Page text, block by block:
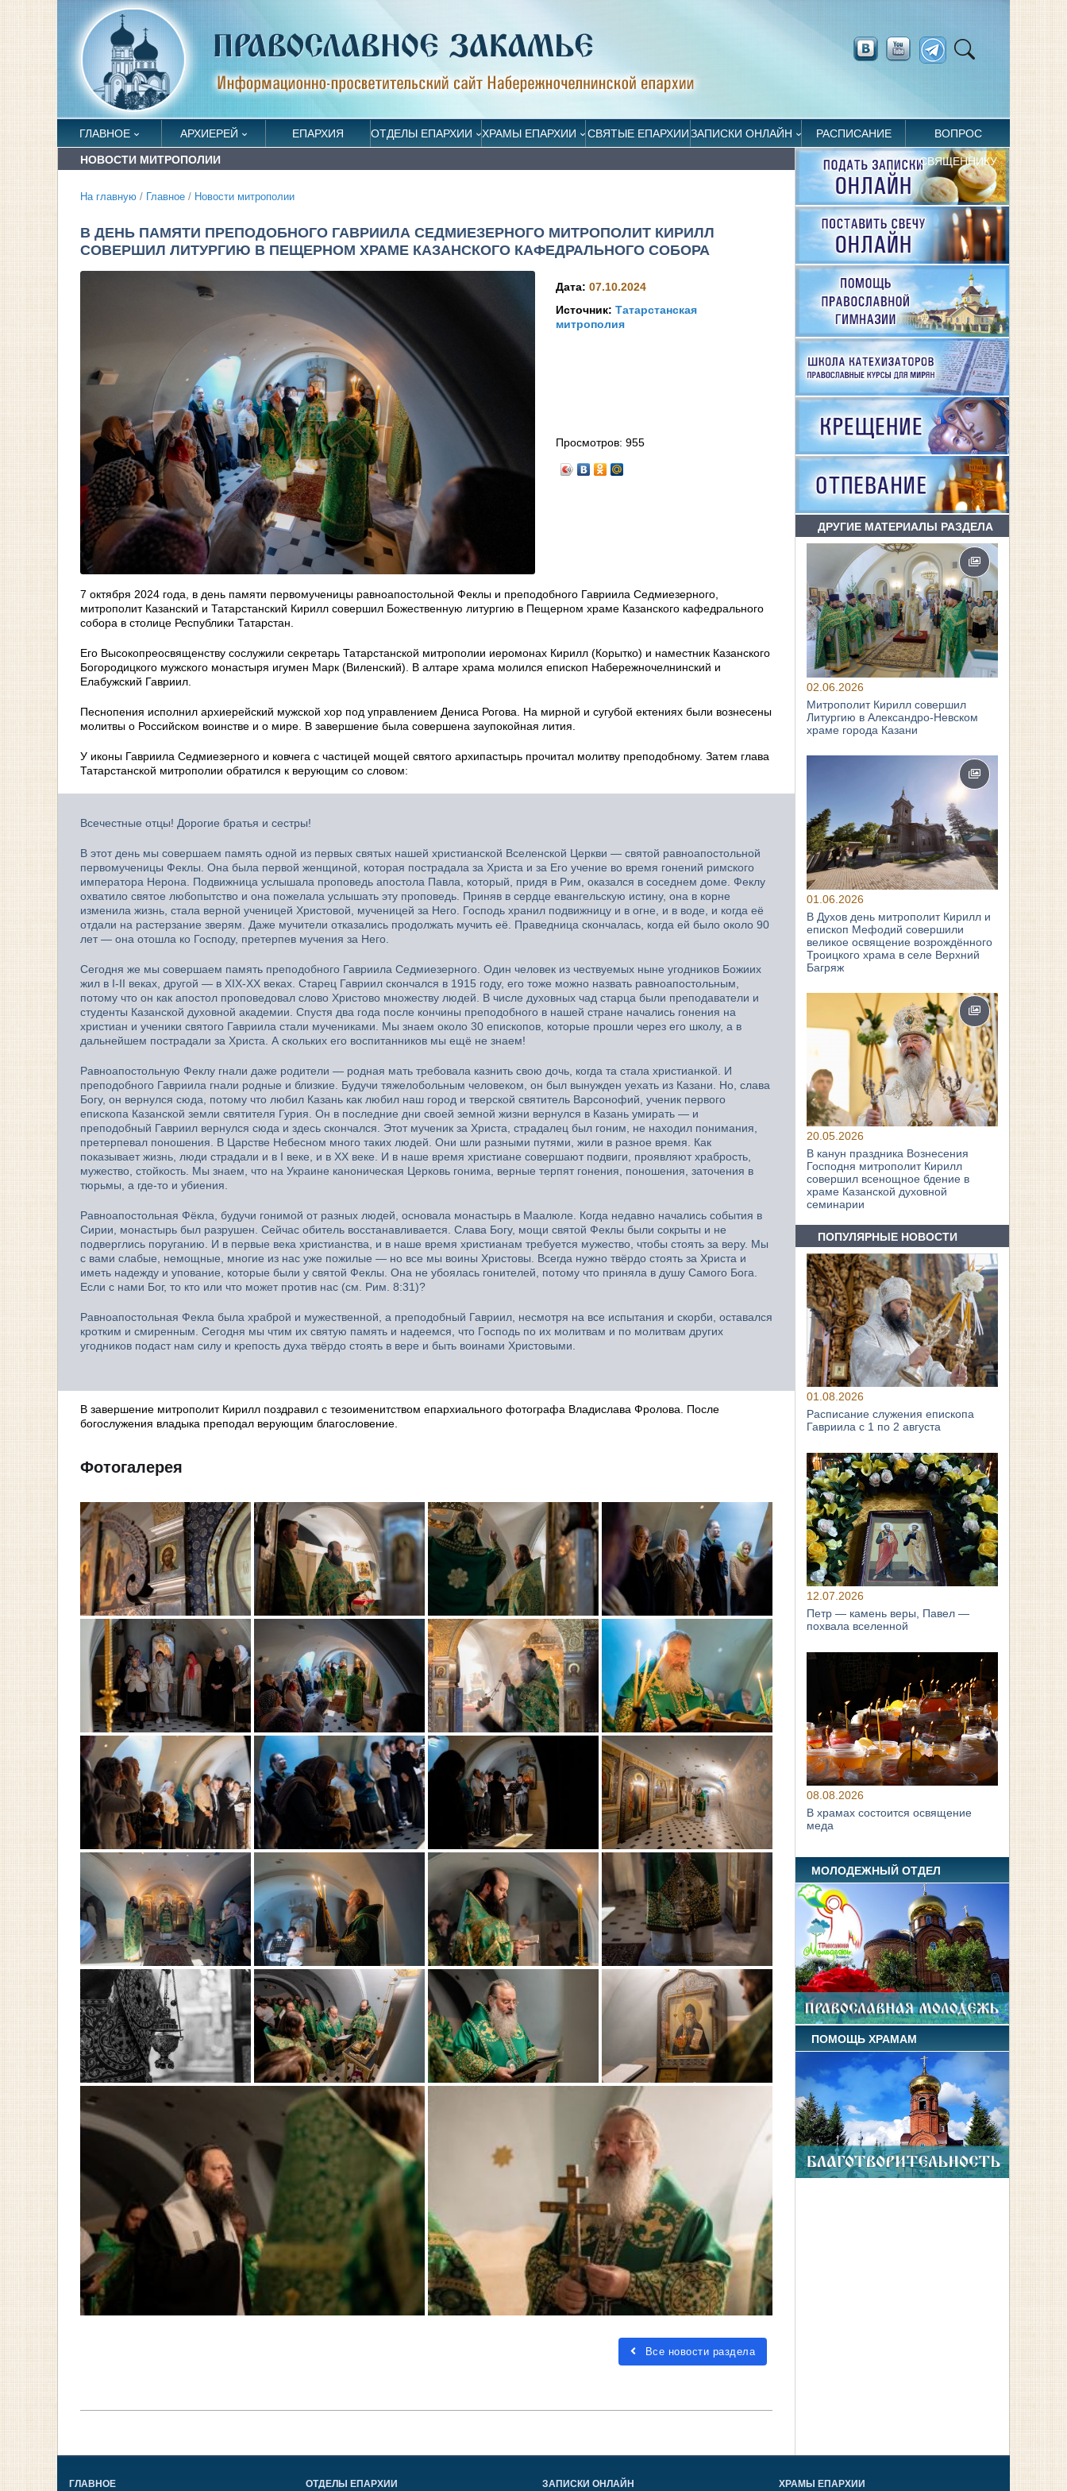
ГЛАВНОЕ АРХИЕРЕЙ ЕПАРХИЯ ОТДЕЛЫ ЕПАРХИИ ХРАМЫ ЕПАРХИИ СВЯТЫЕ ЕПАРХИИЗАПИСКИ ОНЛАЙН РАСПИСАНИЕ ВОПРОС
СВЯЩЕННИКУ
НОВОСТИ МИТРОПОЛИИ
На главную / Главное / Новости митрополии
В ДЕНЬ ПАМЯТИ ПРЕПОДОБНОГО ГАВРИИЛА СЕДМИЕЗЕРНОГО МИТРОПОЛИТ КИРИЛЛ
СОВЕРШИЛ ЛИТУРГИЮ В ПЕЩЕРНОМ ХРАМЕ КАЗАНСКОГО КАФЕДРАЛЬНОГО СОБОРА
Дата:07.10.2024
Источник:Татарстанская
митрополия
Просмотров:955
7 октября 2024 года, в день памяти первомученицы равноапостольной Феклы и преподобного Гавриила Седмиезерного,
митрополит Казанский и Татарстанский Кирилл совершил Божественную литургию в Пещерном храме Казанского кафедрального
собора в столице Республики Татарстан.
Его Высокопреосвященству сослужили секретарь Татарстанской митрополии иеромонах Кирилл (Корытко) и наместник Казанского
Богородицкого мужского монастыря игумен Марк (Виленский). В алтаре храма молился епископ Набережночелнинский и
Елабужский Гавриил.
Песнопения исполнил архиерейский мужской хор под управлением Дениса Рогова. На мирной и сугубой ектениях были вознесены
молитвы о Российском воинстве и о мире. В завершение была совершена заупокойная лития.
У иконы Гавриила Седмиезерного и ковчега с частицей мощей святого архипастырь прочитал молитву преподобному. Затем глава
Татарстанской митрополии обратился к верующим со словом:
Всечестные отцы! Дорогие братья и сестры!
В этот день мы совершаем память одной из первых святых нашей христианской Вселенской Церкви — святой равноапостольной
первомученицы Феклы. Она была первой женщиной, которая пострадала за Христа и за Его учение во время гонений римского
императора Нерона. Подвижница услышала проповедь апостола Павла, который, придя в Рим, оказался в соседнем доме. Феклу
охватило святое любопытство и она пожелала услышать эту проповедь. Приняв в сердце евангельскую истину, она в корне
изменила жизнь, стала верной ученицей Христовой, мученицей за Него. Господь хранил подвижницу и в огне, и в воде, и когда её
отдали на растерзание зверям. Даже мучители отказались продолжать мучить её. Праведница скончалась, когда ей было около 90
лет — она отошла ко Господу, претерпев мучения за Него.
Сегодня же мы совершаем память преподобного Гавриила Седмиезерного. Один человек из чествуемых ныне угодников Божиих
жил в I-II веках, другой — в XIX-XX веках. Старец Гавриил скончался в 1915 году, его тоже можно назвать равноапостольным,
потому что он как апостол проповедовал слово Христово множеству людей. В числе духовных чад старца были преподаватели и
студенты Казанской духовной академии. Спустя два года после кончины преподобного в нашей стране начались гонения на
христиан и ученики святого Гавриила стали мучениками. Мы знаем около 30 епископов, которые прошли через его школу, а в
дальнейшем пострадали за Христа. А скольких его воспитанников мы ещё не знаем!
Равноапостольную Феклу гнали даже родители — родная мать требовала казнить свою дочь, когда та стала христианкой. И
преподобного Гавриила гнали родные и близкие. Будучи тяжелобольным человеком, он был вынужден уехать из Казани. Но, слава
Богу, он вернулся сюда, потому что любил Казань как любил наш город и тверской святитель Варсонофий, ученик первого
епископа Казанской земли святителя Гурия. Он в последние дни своей земной жизни вернулся в Казань умирать — и
преподобный Гавриил вернулся сюда и здесь скончался. Этот мученик за Христа, страдалец был гоним, не находил понимания,
претерпевал поношения. В Царстве Небесном много таких людей. Они шли разными путями, жили в разное время. Как
показывает жизнь, люди страдали и в I веке, и в XX веке. И в наше время христиане совершают подвиги, проявляют храбрость,
мужество, стойкость. Мы знаем, что на Украине каноническая Церковь гонима, верные терпят гонения, поношения, заточения в
тюрьмы, а где-то и убиения.
Равноапостольная Фёкла, будучи гонимой от разных людей, основала монастырь в Маалюле. Когда недавно начались события в
Сирии, монастырь был разрушен. Сейчас обитель восстанавливается. Слава Богу, мощи святой Феклы были сокрыты и не
подверглись поруганию. И в первые века христианства, и в наше время христианам требуется мужество, чтобы стоять за веру. Мы
с вами слабые, немощные, многие из нас уже пожилые — но все мы воины Христовы. Всегда нужно твёрдо стоять за Христа и
иметь надежду и упование, которые были у святой Феклы. Она не убоялась гонителей, потому что приняла в душу Самого Бога.
Если с нами Бог, то кто или что может против нас (см. Рим. 8:31)?
Равноапостольная Фекла была храброй и мужественной, а преподобный Гавриил, несмотря на все испытания и скорби, оставался
кротким и смиренным. Сегодня мы чтим их святую память и надеемся, что Господь по их молитвам и по молитвам других
угодников подаст нам силу и крепость духа твёрдо стоять в вере и быть воинами Христовыми.
В завершение митрополит Кирилл поздравил с тезоименитством епархиального фотографа Владислава Фролова. После
богослужения владыка преподал верующим благословение.
Фотогалерея
Все новости раздела
ДРУГИЕ МАТЕРИАЛЫ РАЗДЕЛА
02.06.2026
Митрополит Кирилл совершил
Литургию в Александро-Невском
храме города Казани
01.06.2026
В Духов день митрополит Кирилл и
епископ Мефодий совершили
великое освящение возрождённого
Троицкого храма в селе Верхний
Багряж
20.05.2026
В канун праздника Вознесения
Господня митрополит Кирилл
совершил всенощное бдение в
храме Казанской духовной
семинарии
ПОПУЛЯРНЫЕ НОВОСТИ
01.08.2026
Расписание служения епископа
Гавриила с 1 по 2 августа
12.07.2026
Петр — камень веры, Павел —
похвала вселенной
08.08.2026
В храмах состоится освящение
меда
МОЛОДЕЖНЫЙ ОТДЕЛ
ПОМОЩЬ ХРАМАМ
ГЛАВНОЕ ОТДЕЛЫ ЕПАРХИИ ЗАПИСКИ ОНЛАЙН ХРАМЫ ЕПАРХИИ